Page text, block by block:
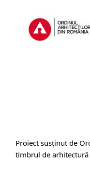
Proiect susținut de
timbrul de arhitectură